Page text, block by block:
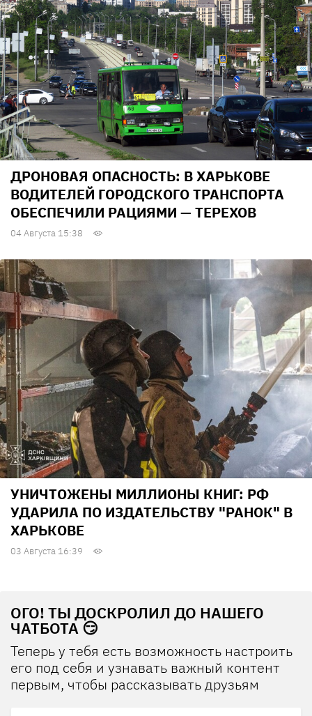
ДРОНОВАЯ ОПАСНОСТЬ: В ХАРЬКОВЕ
ВОДИТЕЛЕЙ ГОРОДСКОГО ТРАНСПОРТА
ОБЕСПЕЧИЛИ РАЦИЯМИ — ТЕРЕХОВ
04 Августа 15:38
УНИЧТОЖЕНЫ МИЛЛИОНЫ КНИГ: РФ
УДАРИЛА ПО ИЗДАТЕЛЬСТВУ "РАНОК" В
ХАРЬКОВЕ
03 Августа 16:39
ОГО! ТЫ ДОСКРОЛИЛ ДО НАШЕГО
ЧАТБОТА 😏
Теперь у тебя есть возможность настроить
его под себя и узнавать важный контент
первым, чтобы рассказывать друзьям